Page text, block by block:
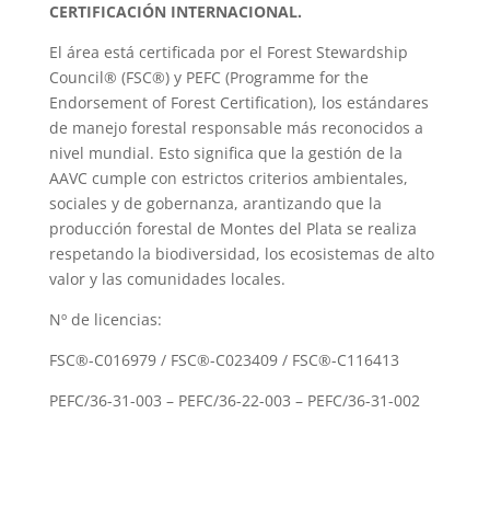
CERTIFICACIÓN INTERNACIONAL.
El área está certificada por el Forest Stewardship
Council® (FSC®) y PEFC (Programme for the
Endorsement of Forest Certification), los estándares
de manejo forestal responsable más reconocidos a
nivel mundial. Esto significa que la gestión de la
AAVC cumple con estrictos criterios ambientales,
sociales y de gobernanza, arantizando que la
producción forestal de Montes del Plata se realiza
respetando la biodiversidad, los ecosistemas de alto
valor y las comunidades locales.
Nº de licencias:
FSC®-C016979 / FSC®-C023409 / FSC®-C116413
PEFC/36-31-003 – PEFC/36-22-003 – PEFC/36-31-002